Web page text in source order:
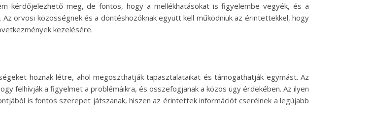
kérdőjelezhető meg, de fontos, hogy a mellékhatásokat is figyelembe vegyék, és a
orvosi közösségnek és a döntéshozóknak együtt kell működniük az érintettekkel, hogy
kezelésére.
hoznak létre, ahol megoszthatják tapasztalataikat és támogathatják egymást. Az
felhívják a figyelmet a problémáikra, és összefogjanak a közös ügy érdekében. Az ilyen
is fontos szerepet játszanak, hiszen az érintettek információt cserélnek a legújabb